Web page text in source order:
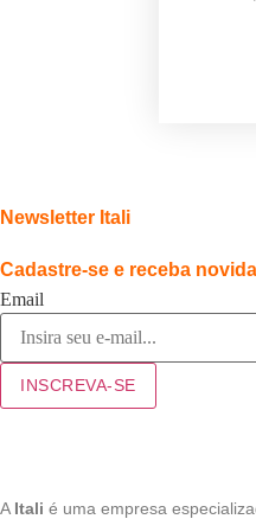
Newsletter Itali
Cadastre-se e receba
Email
INSCREVA-SE
A Itali é uma empresa